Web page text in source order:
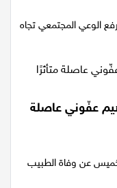
الوعي المجتمعي تجاه
عفّوني عاصلة
عن وفاة الطبيب